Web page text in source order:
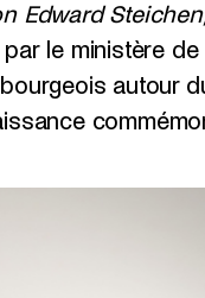
Edward
le ministère
autour